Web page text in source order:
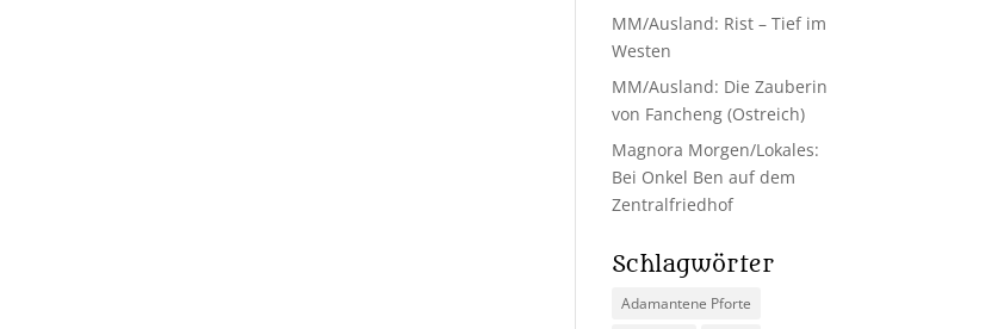
MM/Ausland: Rist – Tief im
Westen
MM/Ausland: Die Zauberin
von Fancheng (Ostreich)
Magnora Morgen/Lokales:
Bei Onkel Ben auf dem
Zentralfriedhof
Schlagwörter
Adamantene Pforte